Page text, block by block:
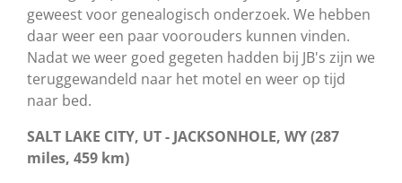
geweest voor genealogisch onderzoek. We hebben
daar weer een paar voorouders kunnen vinden.
Nadat we weer goed gegeten hadden bij JB's zijn we
teruggewandeld naar het motel en weer op tijd
naar bed.
SALT LAKE CITY, UT - JACKSONHOLE, WY (287
miles, 459 km)